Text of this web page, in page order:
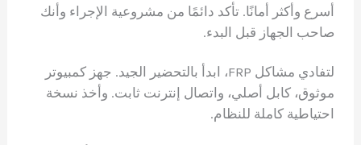
أسرع وأكثر أمانًا. تأكد دائمًا من مشروعية الإجراء وأنك
صاحب الجهاز قبل البدء.
لتفادي مشاكل FRP، ابدأ بالتحضير الجيد. جهز كمبيوتر
موثوق، كابل أصلي، واتصال إنترنت ثابت. وأخذ نسخة
احتياطية كاملة للنظام.